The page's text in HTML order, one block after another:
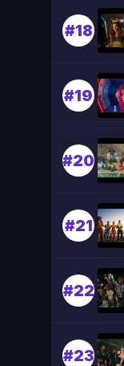
#18
#19
#20
#21
#22
#23